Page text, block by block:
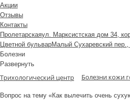
Акции
Отзывы
Контакты
Пролетарскаяул. Марксистская дом 34,
Цветной бульварМалый Сухаревский
Болезни
Развернуть
Трихологический центр Болезни кожи
Вопрос на тему «Как вылечить очень